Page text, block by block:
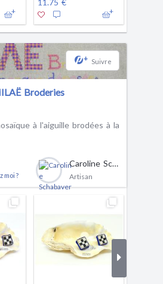
11.75 €
+ Suivre
Broderies
à l'aiguille brodées à la
moi ?
Caroline Schabaver
Artisan